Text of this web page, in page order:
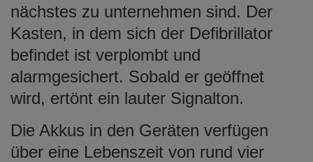
nächstes zu unternehmen sind. Der
Kasten, in dem sich der Defibrillator
befindet ist verplombt und
alarmgesichert. Sobald er geöffnet
wird, ertönt ein lauter Signalton.
Die Akkus in den Geräten verfügen
über eine Lebenszeit von rund vier